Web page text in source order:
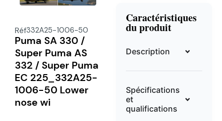
Réf332A25-1006-50
Puma SA 330 /
Super Puma AS
332 / Super Puma
EC 225_332A25-
1006-50 Lower
nose wi
Caractéristiques
du produit
Description
Spécifications
et
qualifications